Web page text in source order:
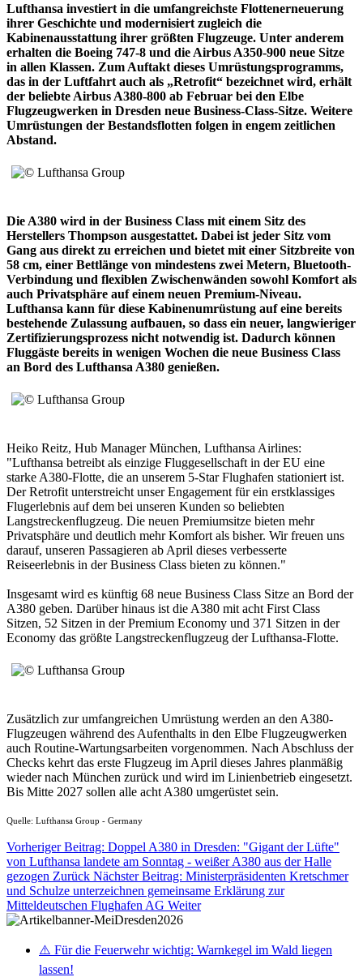
Lufthansa investiert in die umfangreichste Flottenerneuerung
ihrer Geschichte und modernisiert zugleich die
Kabinenausstattung ihrer größten Flugzeuge. Unter anderem
erhalten die Boeing 747-8 und die Airbus A350-900 neue Sitze
in allen Klassen. Zum Auftakt dieses Umrüstungsprogramms,
das in der Luftfahrt auch als „Retrofit“ bezeichnet wird, erhält
der beliebte Airbus A380-800 ab Februar bei den Elbe
Flugzeugwerken in Dresden neue Business-Class-Sitze. Weitere
Umrüstungen der Bestandsflotten folgen in engem zeitlichen
Abstand.
Die A380 wird in der Business Class mit einem Sitz des
Herstellers Thompson ausgestattet. Dabei ist jeder Sitz vom
Gang aus direkt zu erreichen und bietet mit einer Sitzbreite von
58 cm, einer Bettlänge von mindestens zwei Metern, Bluetooth-
Verbindung und flexiblen Zwischenwänden sowohl Komfort als
auch Privatsphäre auf einem neuen Premium-Niveau.
Lufthansa kann für diese Kabinenumrüstung auf eine bereits
bestehende Zulassung aufbauen, so dass ein neuer, langwieriger
Zertifizierungsprozess nicht notwendig ist. Dadurch können
Fluggäste bereits in wenigen Wochen die neue Business Class
an Bord des Lufthansa A380 genießen.
Heiko Reitz, Hub Manager München, Lufthansa Airlines:
"Lufthansa betreibt als einzige Fluggesellschaft in der EU eine
starke A380-Flotte, die an unserem 5-Star Flughafen stationiert ist.
Der Retrofit unterstreicht unser Engagement für ein erstklassiges
Flugerlebnis auf dem bei unseren Kunden so beliebten
Langstreckenflugzeug. Die neuen Premiumsitze bieten mehr
Privatsphäre und deutlich mehr Komfort als bisher. Wir freuen uns
darauf, unseren Passagieren ab April dieses verbesserte
Reiseerlebnis in der Business Class bieten zu können."
Insgesamt wird es künftig 68 neue Business Class Sitze an Bord der
A380 geben. Darüber hinaus ist die A380 mit acht First Class
Sitzen, 52 Sitzen in der Premium Economy und 371 Sitzen in der
Economy das größte Langstreckenflugzeug der Lufthansa-Flotte.
Zusätzlich zur umfangreichen Umrüstung werden an den A380-
Flugzeugen während des Aufenthalts in den Elbe Flugzeugwerken
auch Routine-Wartungsarbeiten vorgenommen. Nach Abschluss der
Checks kehrt das erste Flugzeug im April dieses Jahres planmäßig
wieder nach München zurück und wird im Linienbetrieb eingesetzt.
Bis Mitte 2027 sollen alle acht A380 umgerüstet sein.
Quelle: Lufthansa Group - Germany
Vorheriger Beitrag: Doppel A380 in Dresden: "Gigant der Lüfte"
von Lufthansa landete am Sonntag - weißer A380 aus der Halle
gezogen Zurück Nächster Beitrag: Ministerpräsidenten Kretschmer
und Schulze unterzeichnen gemeinsame Erklärung zur
Mitteldeutschen Flughafen AG Weiter
⚠️ Für die Feuerwehr wichtig: Warnkegel im Wald liegen
lassen!